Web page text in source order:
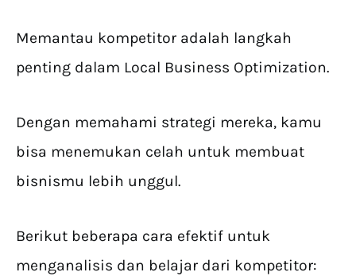
Memantau kompetitor adalah langkah
penting dalam Local Business Optimization.
Dengan memahami strategi mereka, kamu
bisa menemukan celah untuk membuat
bisnismu lebih unggul.
Berikut beberapa cara efektif untuk
menganalisis dan belajar dari kompetitor: